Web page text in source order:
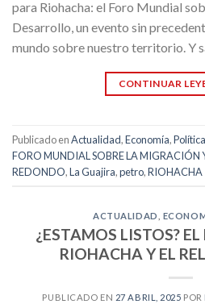
para Riohacha: el Foro Mundial
Desarrollo, un evento sin
mundo sobre nuestro territorio. Y
CONTINUAR
Publicado enActualidad,Economía,Política
FORO MUNDIAL SOBRE LA MIGRACIÓN
REDONDO,La Guajira,petro,RIOHACHA
ACTUALIDAD
¿ESTAMOS LISTOS?
RIOHACHA Y EL
PUBLICADO EN 27 ABRIL, 2025 POR